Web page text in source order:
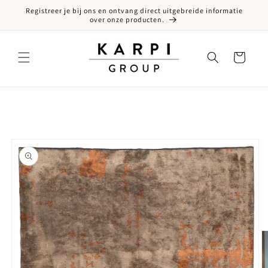
naar de content
Registreer je bij ons en ontvang direct uitgebreide informatie
over onze producten.
Winkelwagen
naar productinformatie